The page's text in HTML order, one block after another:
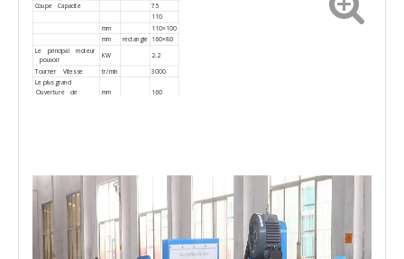
Coupe Capacité
75
110
mm
110×100
mm
rectangle
160×80
Le principal moteur
pouvoir
KW 2.2
Tourner Vitesse tr/min
3000
Le plus grand
Ouverture de mm 160